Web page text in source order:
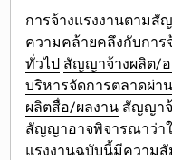
การจ้างแรงงานตามสั
ความคล้ายคลึงกับการ
ทั่วไป สัญญาจ้างผลิต/
บริหารจัดการตลาดผ่
ผลิตสื่อ/ผลงาน สัญญาจ้
สัญญาอาจพิจารณาว่า
แรงงานฉบับนี้มีความสั